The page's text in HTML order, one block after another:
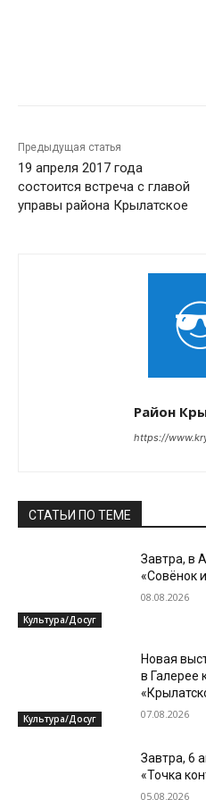
Предыдущая статья
19 апреля 2017 года
состоится встреча с главой
управы района Крылатское
Район
https://
СТАТЬИ ПО ТЕМЕ
Культура/Досуг
Завтра, в
«Совёнок
08.08.2026
Культура/Досуг
Новая
в Галерее
07.08.2026
Завтра, 6
«Точка
05.08.2026